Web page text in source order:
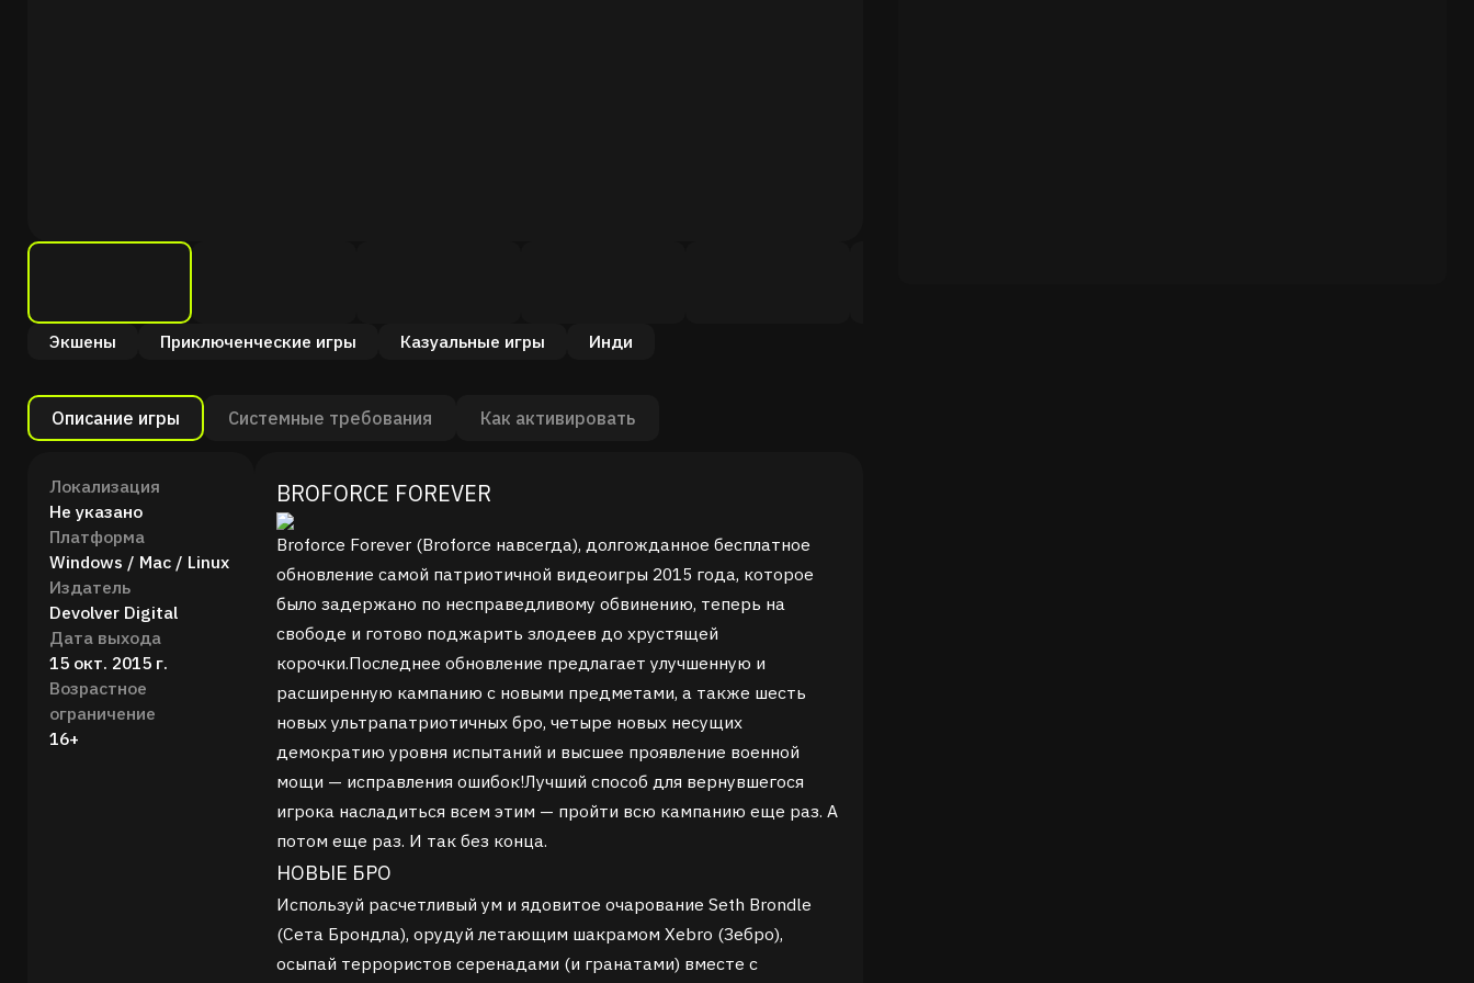
Экшены Приключенческие игры Казуальные игры Инди
Описание игры Системные требования Как активировать
Локализация
Не указано
Платформа
Windows / Mac / Linux
Издатель
Devolver Digital
Дата выхода
15 окт. 2015 г.
Возрастное
ограничение
16+
BROFORCE FOREVER
Broforce Forever (Broforce навсегда), долгожданное бесплатное
обновление самой патриотичной видеоигры 2015 года, которое
было задержано по несправедливому обвинению, теперь на
свободе и готово поджарить злодеев до хрустящей
корочки.Последнее обновление предлагает улучшенную и
расширенную кампанию с новыми предметами, а также шесть
новых ультрапатриотичных бро, четыре новых несущих
демократию уровня испытаний и высшее проявление военной
мощи — исправления ошибок!Лучший способ для вернувшегося
игрока насладиться всем этим — пройти всю кампанию еще раз. А
потом еще раз. И так без конца.
НОВЫЕ БРО
Используй расчетливый ум и ядовитое очарование Seth Brondle
(Сета Брондла), орудуй летающим шакрамом Xebro (Зебро),
осыпай террористов серенадами (и гранатами) вместе с